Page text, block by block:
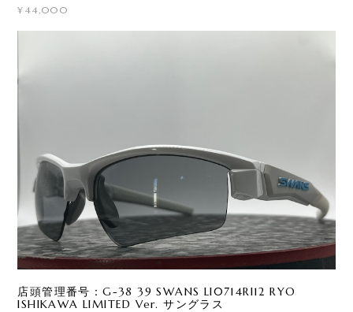
¥44,000
店頭管理番号：G-38 39 SWANS LI0714RI12 RYO
ISHIKAWA LIMITED Ver. サングラス